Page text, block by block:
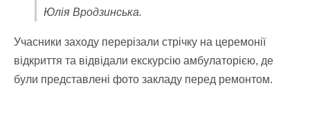
Юлія Вродзинська.
Учасники заходу перерізали стрічку на церемонії
відкриття та відвідали екскурсію амбулаторією, де
були представлені фото закладу перед ремонтом.